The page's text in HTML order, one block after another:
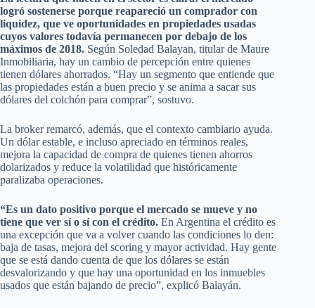
logró sostenerse porque reapareció un comprador con
liquidez, que ve oportunidades en propiedades usadas
cuyos valores todavía permanecen por debajo de los
máximos de 2018. Según Soledad Balayan, titular de Maure
Inmobiliaria, hay un cambio de percepción entre quienes
tienen dólares ahorrados. “Hay un segmento que entiende que
las propiedades están a buen precio y se anima a sacar sus
dólares del colchón para comprar”, sostuvo.
La broker remarcó, además, que el contexto cambiario ayuda.
Un dólar estable, e incluso apreciado en términos reales,
mejora la capacidad de compra de quienes tienen ahorros
dolarizados y reduce la volatilidad que históricamente
paralizaba operaciones.
“Es un dato positivo porque el mercado se mueve y no
tiene que ver sí o sí con el crédito. En Argentina el crédito es
una excepción que va a volver cuando las condiciones lo den:
baja de tasas, mejora del scoring y mayor actividad. Hay gente
que se está dando cuenta de que los dólares se están
desvalorizando y que hay una oportunidad en los inmuebles
usados que están bajando de precio”, explicó Balayán.